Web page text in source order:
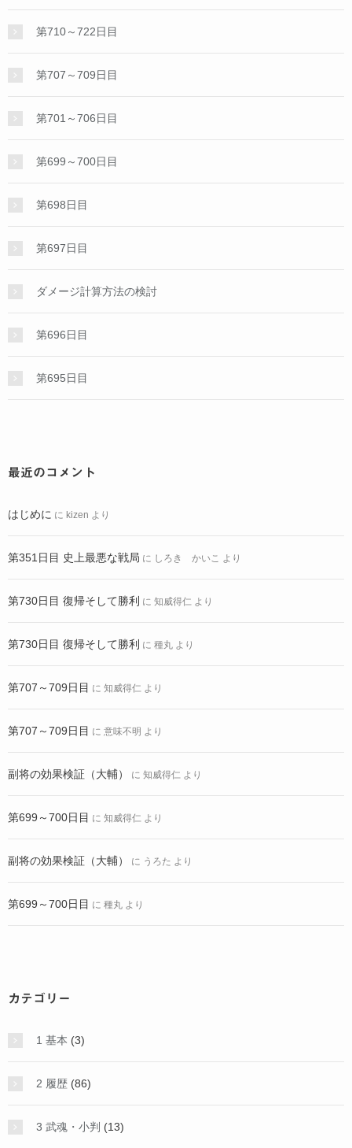
第710～722日目
第707～709日目
第701～706日目
第699～700日目
第698日目
第697日目
ダメージ計算方法の検討
第696日目
第695日目
最近のコメント
はじめに に kizen より
第351日目 史上最悪な戦局 に しろき かいこ より
第730日目 復帰そして勝利 に 知威得仁 より
第730日目 復帰そして勝利 に 種丸 より
第707～709日目 に 知威得仁 より
第707～709日目 に 意味不明 より
副将の効果検証（大輔） に 知威得仁 より
第699～700日目 に 知威得仁 より
副将の効果検証（大輔） に うろた より
第699～700日目 に 種丸 より
カテゴリー
1 基本 (3)
2 履歴 (86)
3 武魂・小判 (13)